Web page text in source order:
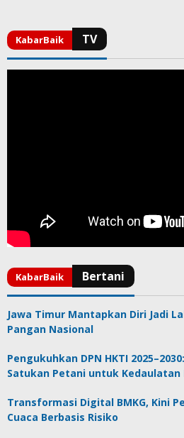
Jawa Timur Mantapkan Diri Jadi
Pangan Nasional
Pengukuhkan DPN HKTI
Satukan Petani untuk Kedaulatan
Transformasi Digital BMKG, Kini
Cuaca Berbasis Risiko